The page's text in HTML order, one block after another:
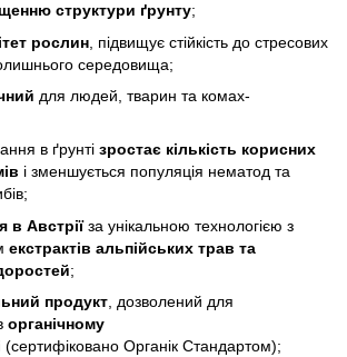
структури ґрунту;
рослин , підвищує стійкість до стресових
середовища;
для людей, тварин та комах-
в ґрунті зростає кількість корисних
і зменшується популяція нематод та
в Австріїза унікальною технологією з
екстрактів альпійських трав та
;
продукт , дозволений для
органічному
(сертифіковано Органік Стандартом);